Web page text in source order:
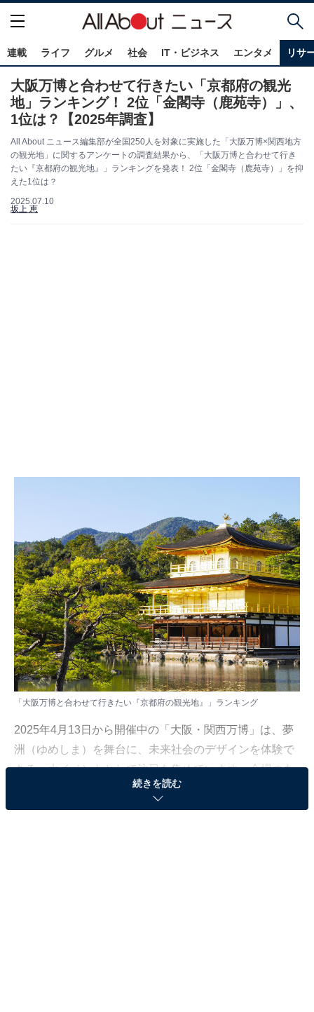
連載 ライフ グルメ 社会 IT・ビジネス エンタメ リサ
大阪万博と合わせて行きたい「京都府の観光
地」ランキング！ 2位「金閣寺（鹿苑寺）」、
1位は？【2025年調査】
All About ニュース編集部が全国250人を対象に実施した「大阪万博×関西地方
の観光地」に関するアンケートの調査結果から、「大阪万博と合わせて行き
たい『京都府の観光地』」ランキングを発表！ 2位「金閣寺（鹿苑寺）」を抑
えた1位は？
2025.07.10
坂上 恵
「大阪万博と合わせて行きたい『京都府の観光地』」ランキング
2025年4月13日から開催中の「大阪・関西万博」は、夢
洲（ゆめしま）を舞台に、未来社会のデザインを体験で
きる一大イベントとして注目を集めています。会場のあ
る大阪から足を延ばせば、京都の有名観光地も日帰り圏
内です。
続きを読む